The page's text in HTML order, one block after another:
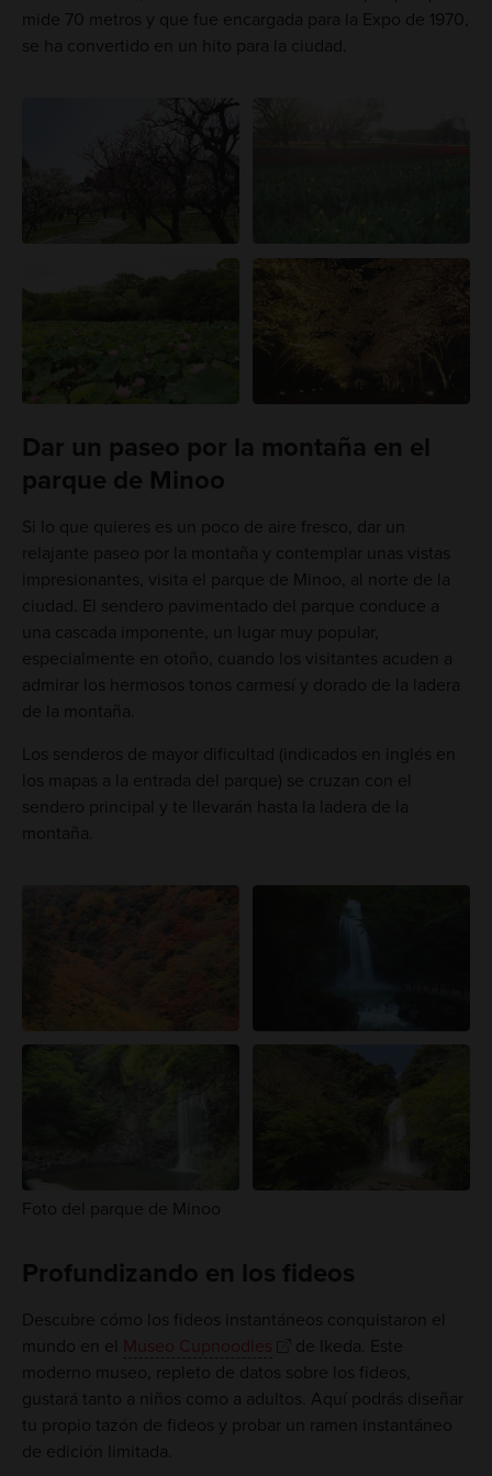
mide 70 metros y que fue encargada para la Expo de 1970,
se ha convertido en un hito para la ciudad.
Dar un paseo por la montaña en el
parque de Minoo
Si lo que quieres es un poco de aire fresco, dar un
relajante paseo por la montaña y contemplar unas vistas
impresionantes, visita el parque de Minoo, al norte de la
ciudad. El sendero pavimentado del parque conduce a
una cascada imponente, un lugar muy popular,
especialmente en otoño, cuando los visitantes acuden a
admirar los hermosos tonos carmesí y dorado de la ladera
de la montaña.
Los senderos de mayor dificultad (indicados en inglés en
los mapas a la entrada del parque) se cruzan con el
sendero principal y te llevarán hasta la ladera de la
montaña.
Foto del parque de Minoo
Profundizando en los fideos
Descubre cómo los fideos instantáneos conquistaron el
mundo en el Museo Cupnoodles
de Ikeda. Este
moderno museo, repleto de datos sobre los fideos,
gustará tanto a niños como a adultos. Aquí podrás diseñar
tu propio tazón de fideos y probar un ramen instantáneo
de edición limitada.